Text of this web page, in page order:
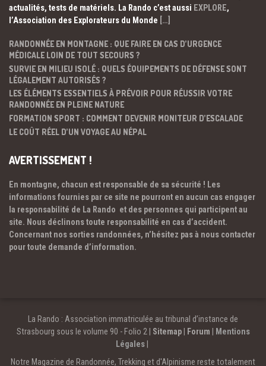
actualités, tests de matériels. La Rando c’est aussi EXPLORE,
l’Association des Explorateurs du Monde […]
RANDONNÉE EN MONTAGNE : QUE FAIRE EN CAS D’URGENCE
MÉDICALE LOIN DE TOUT SECOURS ?
SURVIE EN MILIEU ISOLÉ : QUELS ÉQUIPEMENTS DE DÉFENSE SONT
LÉGALEMENT AUTORISÉS ?
LES ÉLÉMENTS ESSENTIELS À PRÉVOIR POUR RÉUSSIR VOTRE
RANDONNÉE EN PLEINE NATURE
FORMATION SPORT : COMMENT DEVENIR MONITEUR D’ESCALADE
LE COÛT RÉEL D’UN VOYAGE AU NÉPAL
AVERTISSEMENT !
En montagne, chacun est responsable de sa sécurité ! Les
informations fournies par ce site ne pourront en aucun cas engager
la responsabilité de La Rando et des personnes qui participent au
site. Nous déclinons toute responsabilité en cas d’accident.
Concernant nos sorties randonnées, n’hésitez pas à nous contacter
pour toute demande d’information.
La Rando : Association immatriculée au tribunal d’instance de
Strasbourg sous le volume 90 - Folio 2 | Sitemap| Forum
Mentions
Légales
Notre Magazine de Randonnée, Trekking et d'Alpinisme reste totalement